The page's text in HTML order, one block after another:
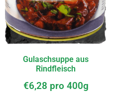
Gulaschsuppe aus
Rindfleisch
€6,28 pro 400g